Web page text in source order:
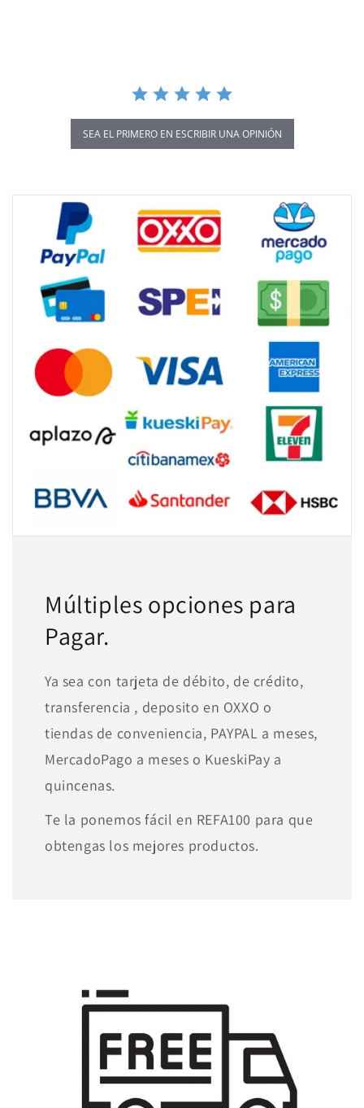
SEA EL PRIMERO EN ESCRIBIR UNA OPINIÓN
Múltiples opciones para
Pagar.
Ya sea con tarjeta de débito, de crédito,
transferencia , deposito en OXXO o
tiendas de conveniencia, PAYPAL a meses,
MercadoPago a meses o KueskiPay a
quincenas.
Te la ponemos fácil en REFA100 para que
obtengas los mejores productos.